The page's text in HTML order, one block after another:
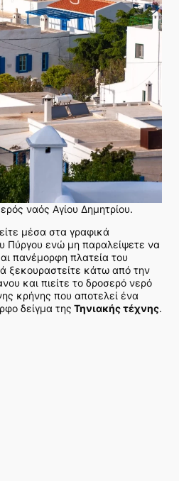
ναός Αγίου Δημητρίου.
μέσα στα γραφικά
Πύργου ενώ μη παραλείψετε να
πανέμορφη πλατεία του
ξεκουραστείτε κάτω από την
και πιείτε το δροσερό νερό
κρήνης που αποτελεί ένα
δείγμα της Τηνιακής τέχνης.